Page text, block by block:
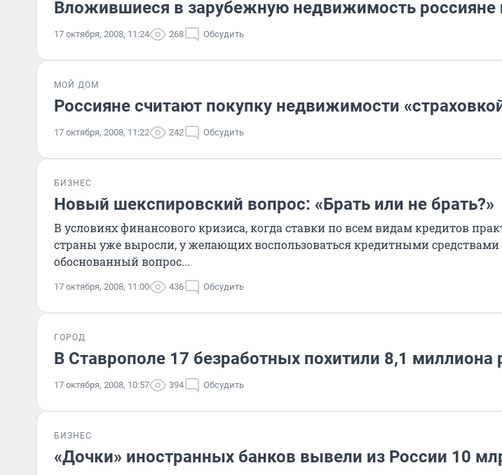
Вложившиеся в зарубежную недвижимость россияне
17 октября, 2008, 11:24 268 Обсудить
МОЙ ДОМ
Россияне считают покупку недвижимости
17 октября, 2008, 11:22 242 Обсудить
БИЗНЕС
Новый шекспировский вопрос: «Брать или не брать?»
В условиях финансового кризиса, когда ставки по всем видам кредитов
страны уже выросли, у желающих воспользоваться кредитными средствами
обоснованный вопрос...
17 октября, 2008, 11:00 436 Обсудить
ГОРОД
В Ставрополе 17 безработных похитили 8,1 миллиона
17 октября, 2008, 10:57 394 Обсудить
БИЗНЕС
«Дочки» иностранных банков вывели из России 10